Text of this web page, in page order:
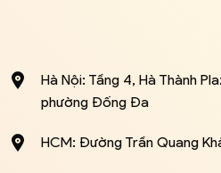
Hà Nội: Tầng 4, Hà Thành
phường Đống Đa
HCM: Đường Trần Quang